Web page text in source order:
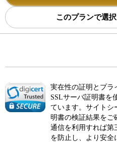
このプランで選
実在性の証明とプラ
SSLサーバ証明書を
ています。サイトシ
明書の検証結果をご
通信を利用すれば第
を防止し、より安全